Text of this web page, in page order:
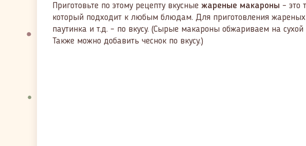
Приготовьте по этому рецепту вкусные жареные макароны – это
который подходит к любым блюдам. Для приготовления
паутинка и т.д. – по вкусу. (Сырые макароны обжариваем на
Также можно добавить чеснок по вкусу.)